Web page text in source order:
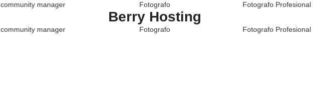
community manager Fotografo Fotografo Profesional
Berry Hosting
community manager Fotografo Fotografo Profesional